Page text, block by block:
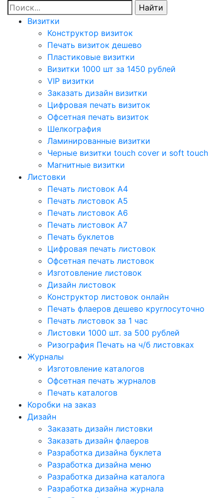
Визитки
Конструктор визиток
Печать визиток дешево
Пластиковые визитки
Визитки 1000 шт за 1450 рублей
VIP визитки
Заказать дизайн визитки
Цифровая печать визиток
Офсетная печать визиток
Шелкография
Ламинированные визитки
Черные визитки touch cover и soft touch
Магнитные визитки
Листовки
Печать листовок А4
Печать листовок А5
Печать листовок А6
Печать листовок А7
Печать буклетов
Цифровая печать листовок
Офсетная печать листовок
Изготовление листовок
Дизайн листовок
Конструктор листовок онлайн
Печать флаеров дешево круглосуточно
Печать листовок за 1 час
Листовки 1000 шт. за 500 рублей
Ризография Печать на ч/б листовках
Журналы
Изготовление каталогов
Офсетная печать журналов
Печать каталогов
Коробки на заказ
Дизайн
Заказать дизайн листовки
Заказать дизайн флаеров
Разработка дизайна буклета
Разработка дизайна меню
Разработка дизайна каталога
Разработка дизайна журнала